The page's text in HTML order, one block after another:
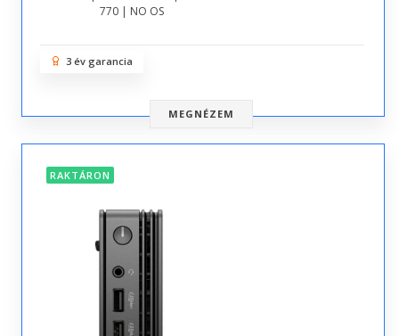
770 | NO OS
3 év garancia
MEGNÉZEM
RAKTÁRON